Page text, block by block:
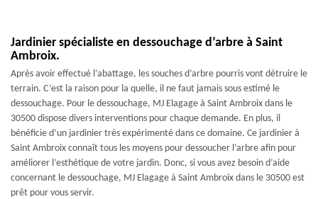
Jardinier spécialiste en dessouchage d’arbre à Saint
Ambroix.
Après avoir effectué l’abattage, les souches d’arbre pourris vont détruire le
terrain. C’est la raison pour la quelle, il ne faut jamais sous estimé le
dessouchage. Pour le dessouchage, MJ Elagage à Saint Ambroix dans le
30500 dispose divers interventions pour chaque demande. En plus, il
bénéficie d’un jardinier très expérimenté dans ce domaine. Ce jardinier à
Saint Ambroix connaît tous les moyens pour dessoucher l’arbre afin pour
améliorer l’esthétique de votre jardin. Donc, si vous avez besoin d’aide
concernant le dessouchage, MJ Elagage à Saint Ambroix dans le 30500 est
prêt pour vous servir.